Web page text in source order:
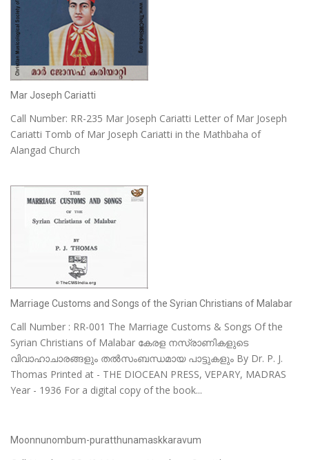
Mar Joseph Cariatti
Call Number: RR-235 Mar Joseph Cariatti Letter of Mar Joseph
Cariatti Tomb of Mar Joseph Cariatti in the Mathbaha of
Alangad Church
Marriage Customs and Songs of the Syrian Christians of Malabar
Call Number : RR-001 The Marriage Customs & Songs Of the
Syrian Christians of Malabar കേരള നസ്രാണികളുടെ
വിവാഹാചാരങ്ങളും തൽസംബന്ധമായ പാട്ടുകളും By Dr. P. J.
Thomas Printed at - THE DIOCEAN PRESS, VEPARY, MADRAS
Year - 1936 For a digital copy of the book...
Moonnunombum-puratthunamaskkaravum